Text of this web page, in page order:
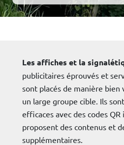
Les affiches et la
publicitaires éprouvés et
sont placés de manière
un large groupe cible. Ils
efficaces avec des codes
proposent des contenus et
supplémentaires.